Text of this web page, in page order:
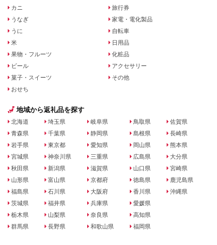
カニ
うなぎ
うに
米
果物・フルーツ
ビール
菓子・スイーツ
おせち
旅行券
家電・電化製品
自転車
日用品
化粧品
アクセサリー
その他
地域から返礼品を探す
北海道
青森県
岩手県
宮城県
秋田県
山形県
福島県
茨城県
栃木県
群馬県
埼玉県
千葉県
東京都
神奈川県
新潟県
富山県
石川県
福井県
山梨県
長野県
岐阜県
静岡県
愛知県
三重県
滋賀県
京都府
大阪府
兵庫県
奈良県
和歌山県
鳥取県
島根県
岡山県
広島県
山口県
徳島県
香川県
愛媛県
高知県
福岡県
佐賀県
長崎県
熊本県
大分県
宮崎県
鹿児島県
沖縄県